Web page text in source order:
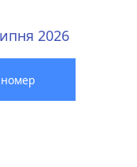
2026